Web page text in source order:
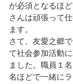
が必須となるほ
さんは頑張って
ます。
さて、友愛之郷
て社会参加活動
ました。職員１
名ほどで一緒に